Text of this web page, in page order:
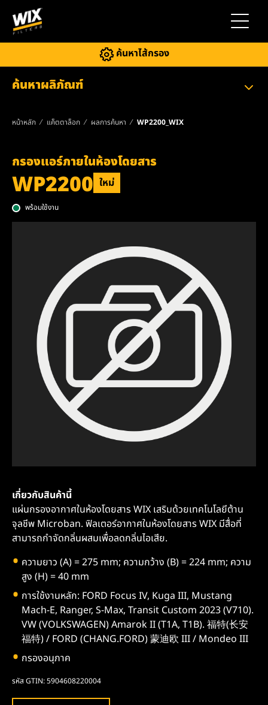
สลับการ
ค้นหาไส้กรอง
ค้นหาผลิภัณฑ์
หน้าหลัก แค็ตตาล็อก ผลการค้นหา WP2200_WIX
กรองแอร์ภายในห้องโดยสาร
WP2200 ใหม่
พร้อมใช้งาน
เกี่ยวกับสินค้านี้
แผ่นกรองอากาศในห้องโดยสาร WIX เสริมด้วยเทคโนโลยีต้าน
จุลชีพ Microban. ฟิลเตอร์อากาศในห้องโดยสาร WIX มีสื่อที่
สามารถกำจัดกลิ่นผสมเพื่อลดกลิ่นไอเสีย.
ความยาว (A) = 275 mm; ความกว้าง (B) = 224 mm; ความ
สูง (H) = 40 mm
การใช้งานหลัก: FORD Focus IV, Kuga III, Mustang
Mach-E, Ranger, S-Max, Transit Custom 2023 (V710).
VW (VOLKSWAGEN) Amarok II (T1A, T1B). 福特(长安
福特) / FORD (CHANG.FORD) 蒙迪欧 III / Mondeo III
กรองอนุภาค
รหัส GTIN: 5904608220004